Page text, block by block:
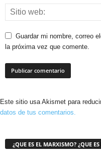
Guardar mi nombre, correo
la próxima vez que comente.
Este sitio usa Akismet para
datos de tus comentarios.
¿QUE ES EL MARXISMO? ¿QUE